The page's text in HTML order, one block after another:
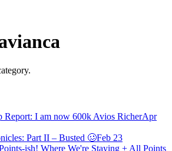
I am now 600k Avios RicherApr
Part II – Busted 🥴Feb 23
ish! Where We're Staying + All Points